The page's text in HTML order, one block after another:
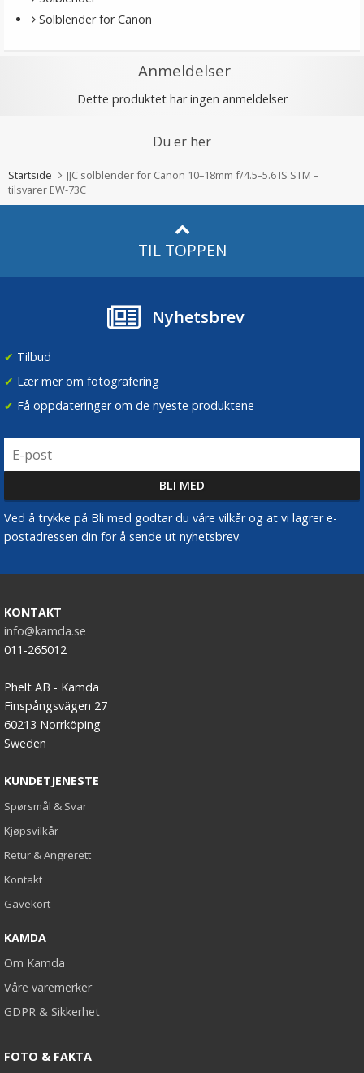
Solblender for Canon
Anmeldelser
Dette produktet har ingen anmeldelser
Du er her
Startside
JJC solblender for Canon 10–18mm f/4.5–5.6 IS STM –
tilsvarer EW-73C
TIL TOPPEN
Nyhetsbrev
✔ Tilbud
✔ Lær mer om fotografering
✔ Få oppdateringer om de nyeste produktene
Ved å trykke på Bli med godtar du våre vilkår og at vi lagrer e-
postadressen din for å sende ut nyhetsbrev.
KONTAKT
info@kamda.se
011-265012
Phelt AB - Kamda
Finspångsvägen 27
60213 Norrköping
Sweden
KUNDETJENESTE
Spørsmål & Svar
Kjøpsvilkår
Retur & Angrerett
Kontakt
Gavekort
KAMDA
Om Kamda
Våre varemerker
GDPR & Sikkerhet
FOTO & FAKTA